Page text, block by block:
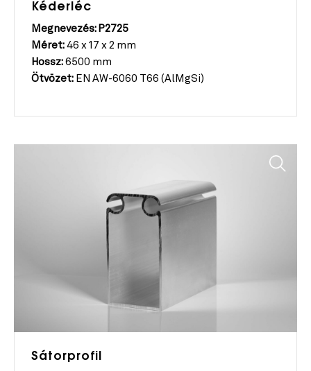
Kéderléc
Megnevezés: P2725
Méret: 46 x 17 x 2 mm
Hossz: 6500 mm
Ötvözet: EN AW-6060 T66 (AlMgSi)
Sátorprofil